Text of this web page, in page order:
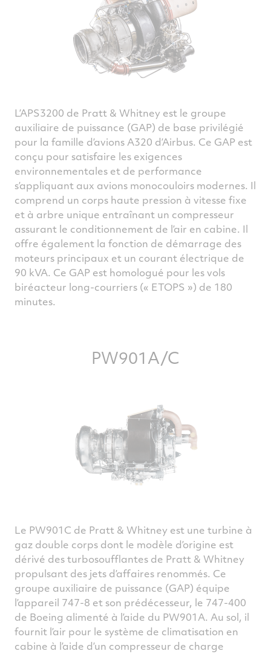
L’APS3200 de Pratt & Whitney est le groupe
auxiliaire de puissance (GAP) de base privilégié
pour la famille d’avions A320 d’Airbus. Ce GAP est
conçu pour satisfaire les exigences
environnementales et de performance
s’appliquant aux avions monocouloirs modernes. Il
comprend un corps haute pression à vitesse fixe
et à arbre unique entraînant un compresseur
assurant le conditionnement de l’air en cabine. Il
offre également la fonction de démarrage des
moteurs principaux et un courant électrique de
90 kVA. Ce GAP est homologué pour les vols
biréacteur long-courriers (« ETOPS ») de 180
minutes.
PW901A/C
Le PW901C de Pratt & Whitney est une turbine à
gaz double corps dont le modèle d’origine est
dérivé des turbosoufflantes de Pratt & Whitney
propulsant des jets d’affaires renommés. Ce
groupe auxiliaire de puissance (GAP) équipe
l’appareil 747-8 et son prédécesseur, le 747-400
de Boeing alimenté à l’aide du PW901A. Au sol, il
fournit l’air pour le système de climatisation en
cabine à l’aide d’un compresseur de charge